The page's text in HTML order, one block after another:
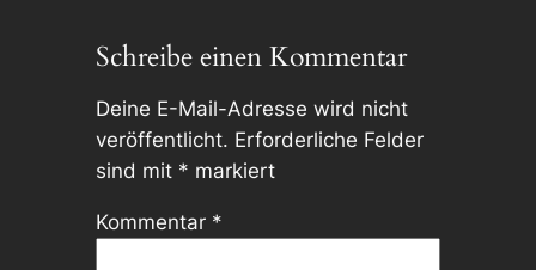
Schreibe einen Kommentar
Deine E-Mail-Adresse wird nicht
veröffentlicht. Erforderliche Felder
sind mit * markiert
Kommentar *